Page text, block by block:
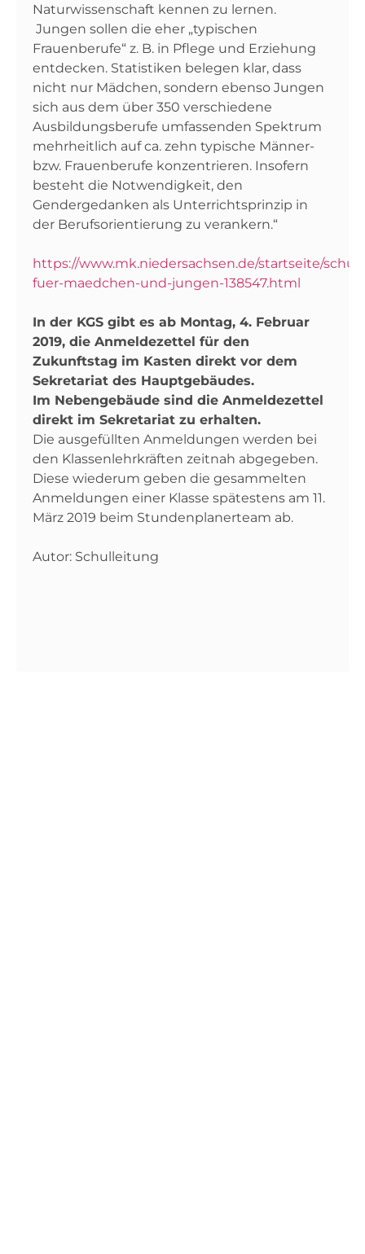
Naturwissenschaft kennen zu lernen.
Jungen sollen die eher „typischen
Frauenberufe“ z. B. in Pflege und Erziehung
entdecken. Statistiken belegen klar, dass
nicht nur Mädchen, sondern ebenso Jungen
sich aus dem über 350 verschiedene
Ausbildungsberufe umfassenden Spektrum
mehrheitlich auf ca. zehn typische Männer-
bzw. Frauenberufe konzentrieren. Insofern
besteht die Notwendigkeit, den
Gendergedanken als Unterrichtsprinzip in
der Berufsorientierung zu verankern.“
https://www.mk.niedersachsen.de/startseite/
fuer-maedchen-und-jungen-138547.html
In der KGS gibt es ab Montag, 4. Februar
2019, die Anmeldezettel für den
Zukunftstag im Kasten direkt vor dem
Sekretariat des Hauptgebäudes.
Im Nebengebäude sind die Anmeldezettel
direkt im Sekretariat zu erhalten.
Die ausgefüllten Anmeldungen werden bei
den Klassenlehrkräften zeitnah abgegeben.
Diese wiederum geben die gesammelten
Anmeldungen einer Klasse spätestens am 11.
März 2019 beim Stundenplanerteam ab.
Autor: Schulleitung